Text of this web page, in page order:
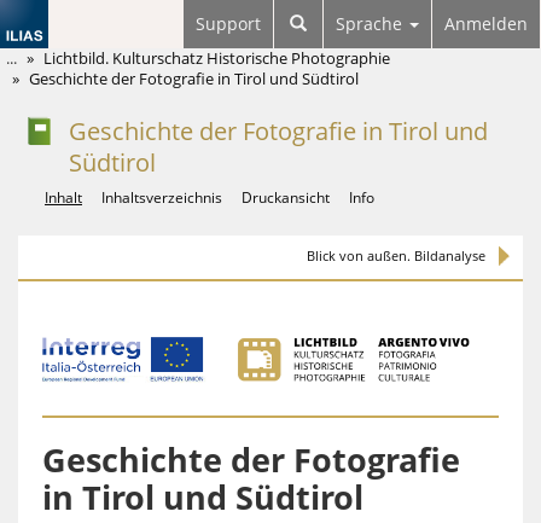
Support Sprache Anmelden
...
Lichtbild. Kulturschatz Historische Photographie
Geschichte der Fotografie in Tirol und Südtirol
Geschichte der Fotografie in Tirol und
Südtirol
Inhalt Inhaltsverzeichnis Druckansicht Info
Blick von außen. Bildanalyse
Geschichte der Fotografie
in Tirol und Südtirol